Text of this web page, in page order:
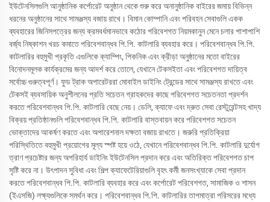
ইউটেনসিলগুলি আনুষ্ঠানিক কর্পোরেট অনুষ্ঠান থেকে শুরু করে অনানুষ্ঠানিক বাইরের জমায় বিভিন্ন
ধরনের অনুষ্ঠানের সাথে সামঞ্জস্য বজায় রাখে। বিমান কোম্পানি এবং পরিবহন সেবাগুলি একক
ব্যবহারের জিনিসপত্রের জন্য ক্রমবর্ধমানভাবে কঠোর পরিবেশগত নিয়মকানুন মেনে চলার পাশাপাশি
বর্জ্য নিষ্কাশন খরচ কমাতে পরিবেশবান্ধব পি.পি. কাটলারি ব্যবহার করে। পরিবেশবান্ধব পি.পি.
কাটলারির বহুমুখী প্রকৃতি এগুলিকে ক্যাম্পিং, পিকনিক এবং ক্রীড়া অনুষ্ঠানের মতো বাইরের
বিনোদনমূলক কার্যক্রমের জন্য আদর্শ করে তোলে, যেখানে টেকসইতা এবং পরিবেশগত দায়িত্ব
সর্বোচ্চ গুরুত্বপূর্ণ। ফুড ট্রাক অপারেটররা মোবাইল ডাইনিং ট্রেন্ডের সাথে সামঞ্জস্য রাখতে এবং
টেকসই ব্যবসায়িক অনুশীলনের প্রতি সচেতন গ্রাহকদের কাছে পরিবেশগত সচেতনতা প্রদর্শন
করতে পরিবেশবান্ধব পি.পি. কাটলারি বেছে নেয়। ডেলি, ক্যাফে এবং দ্রুত সেবা রেস্টুরেন্টসহ খাদ্য
বিক্রয় প্রতিষ্ঠানগুলি পরিবেশবান্ধব পি.পি. কাটলারি বাস্তবায়ন করে পরিবেশগত সচেতন
ভোক্তাদের আকর্ষণ করতে এবং অপারেশনাল দক্ষতা বজায় রাখতে। জরুরি প্রতিক্রিয়া
পরিস্থিতিতে বহুমুখী প্রয়োগের মূল্য স্পষ্ট হয়ে ওঠে, যেখানে পরিবেশবান্ধব পি.পি. কাটলারি দুর্যোগ
ত্রাণ প্রচেষ্টার জন্য অপরিহার্য ডাইনিং ইউটেনসিল প্রদান করে এবং অতিরিক্ত পরিবেশগত চাপ
সৃষ্টি করে না। উৎপাদন সুবিধা এবং শিল্প ক্যাফেটেরিয়াগুলি বৃহৎ কর্মী জনসংখ্যাকে সেবা প্রদান
করতে পরিবেশবান্ধব পি.পি. কাটলারি ব্যবহার করে এবং কর্পোরেট পরিবেশগত, সামাজিক ও শাসন
(ইএসজি) লক্ষ্যগুলিকে সমর্থন করে। পরিবেশবান্ধব পি.পি. কাটলারির তাপমাত্রা পরিসরের মধ্যে